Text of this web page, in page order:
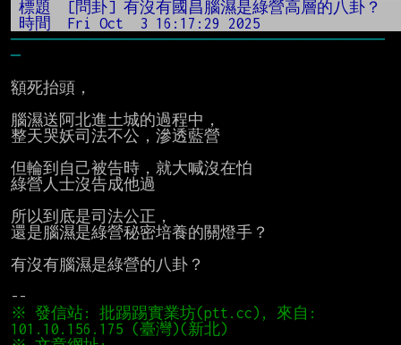
──────────────────────────────────────
額死抬頭，
腦濕送阿北進土城的過程中，
整天哭妖司法不公，滲透藍營
但輪到自己被告時，就大喊沒在怕
綠營人士沒告成他過
所以到底是司法公正，
還是腦濕是綠營秘密培養的關燈手？
有沒有腦濕是綠營的八卦？
※ 發信站: 批踢踢實業坊(ptt.cc), 來自: